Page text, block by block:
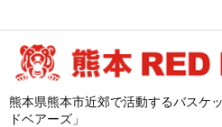
熊本県熊本市近郊で活動するバスケ
ドベアーズ」